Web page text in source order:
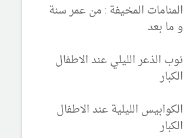
المنامات المخيفة : من عمر سنة
و ما بعد
نوب الذعر الليلي عند الاطفال
الكبار
الكوابيس الليلية عند الاطفال
الكبار